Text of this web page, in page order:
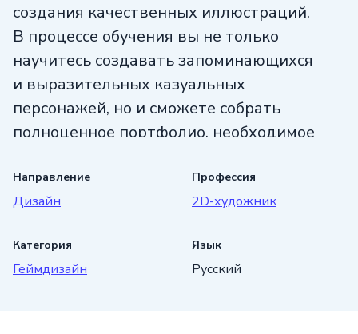
создания качественных иллюстраций.
В процессе обучения вы не только
научитесь создавать запоминающихся
и выразительных казуальных
персонажей, но и сможете собрать
полноценное портфолио, необходимое
художника.
и на тех, кто хочет систематизировать
свои знания, и позволяет получить
Направление
Дизайн
Профессия
2D-художник
Категория
Геймдизайн
Язык
Русский